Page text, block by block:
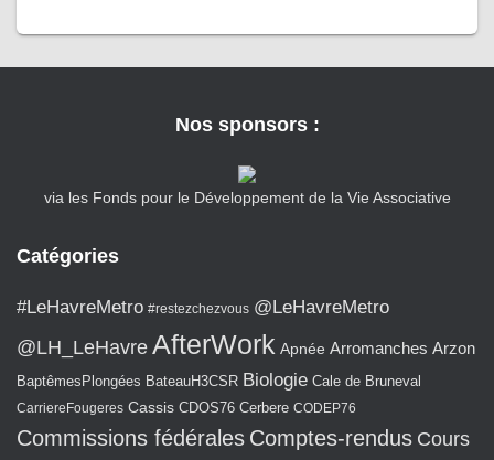
Nos sponsors :
via les Fonds pour le Développement de la Vie Associative
Catégories
#LeHavreMetro #restezchezvous @LeHavreMetro
@LH_LeHavre AfterWork Apnée Arromanches Arzon
BaptêmesPlongées BateauH3CSR Biologie Cale de Bruneval
CarriereFougeres Cassis CDOS76 Cerbere CODEP76
Commissions fédérales Comptes-rendus Cours